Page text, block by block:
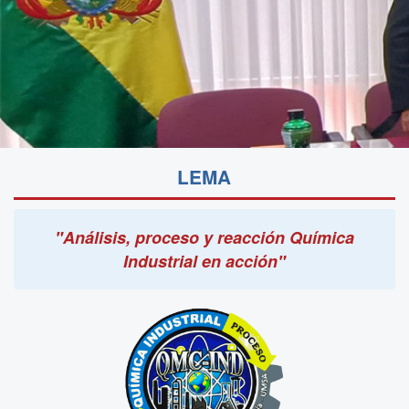
LEMA
"Análisis, proceso y reacción Química
Industrial en acción"